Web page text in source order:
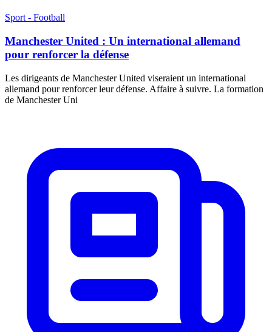
Sport - Football
Manchester United : Un international allemand
pour renforcer la défense
Les dirigeants de Manchester United viseraient un international
allemand pour renforcer leur défense. Affaire à suivre. La formation
de Manchester Uni